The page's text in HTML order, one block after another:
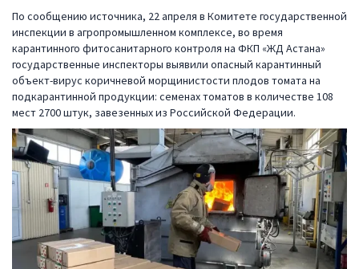
По сообщению источника, 22 апреля в Комитете государственной
инспекции в агропромышленном комплексе, во время
карантинного фитосанитарного контроля на ФКП «ЖД Астана»
государственные инспекторы выявили опасный карантинный
объект-вирус коричневой морщинистости плодов томата на
подкарантинной продукции: семенах томатов в количестве 108
мест 2700 штук, завезенных из Российской Федерации.